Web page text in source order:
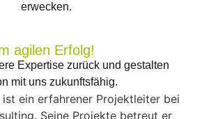
erwecken.
agilen Erfolg!
Expertise zurück und gestalten
mit uns zukunftsfähig.